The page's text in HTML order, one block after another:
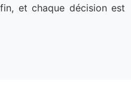
et chaque décision est